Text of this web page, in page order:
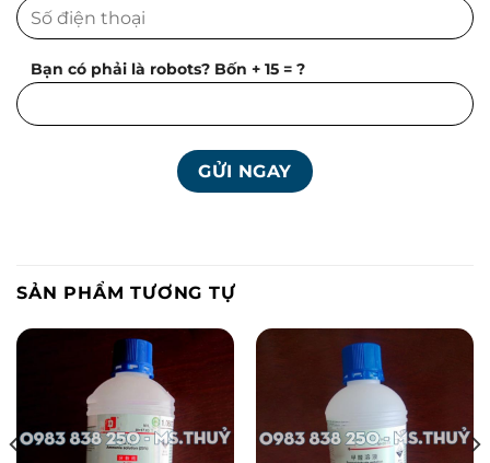
Bạn có phải là robots? Bốn + 15 = ?
SẢN PHẨM TƯƠNG TỰ